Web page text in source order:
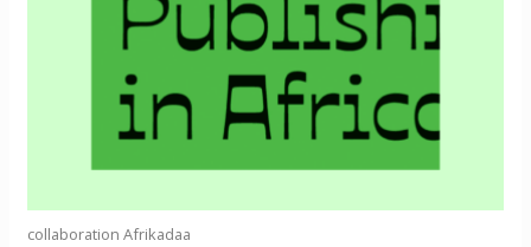
collaboration Afrikadaa